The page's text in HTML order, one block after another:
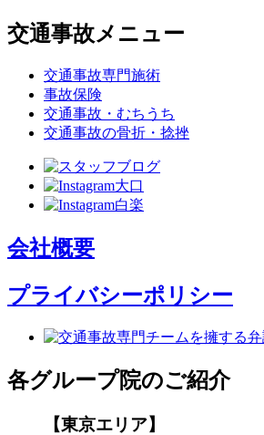
交通事故メニュー
交通事故専門施術
事故保険
交通事故・むちうち
交通事故の骨折・捻挫
会社概要
プライバシーポリシー
各グループ院のご紹介
【東京エリア】